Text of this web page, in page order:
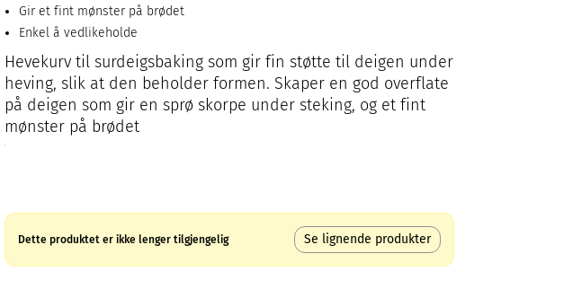
Gir et fint mønster på brødet
Enkel å vedlikeholde
Hevekurv til surdeigsbaking som gir fin støtte til deigen under
heving, slik at den beholder formen. Skaper en god overflate
på deigen som gir en sprø skorpe under steking, og et fint
mønster på brødet
Dette produktet er ikke lenger tilgjengelig Se lignende produkter